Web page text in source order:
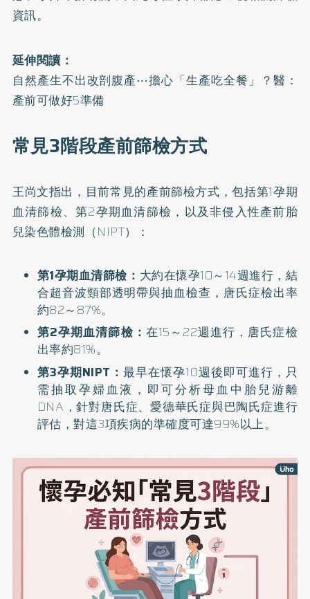
資訊。
延伸閱讀：
自然產生不出改剖腹產⋯擔心「生產吃全餐」？醫：
產前可做好5準備
常見3階段產前篩檢方式
王尚文指出，目前常見的產前篩檢方式，包括第1孕期
血清篩檢、第2孕期血清篩檢，以及非侵入性產前胎
兒染色體檢測（NIPT）：
第1孕期血清篩檢： 大約在懷孕10～14週進行，結
合超音波頸部透明帶與抽血檢查，唐氏症檢出率
約82～87%。
第2孕期血清篩檢： 在15～22週進行，唐氏症檢
出率約81%。
第3孕期NIPT：最早在懷孕10週後即可進行，只
需抽取孕婦血液，即可分析母血中胎兒游離
DNA，針對唐氏症、愛德華氏症與巴陶氏症進行
評估，對這3項疾病的準確度可達99%以上。